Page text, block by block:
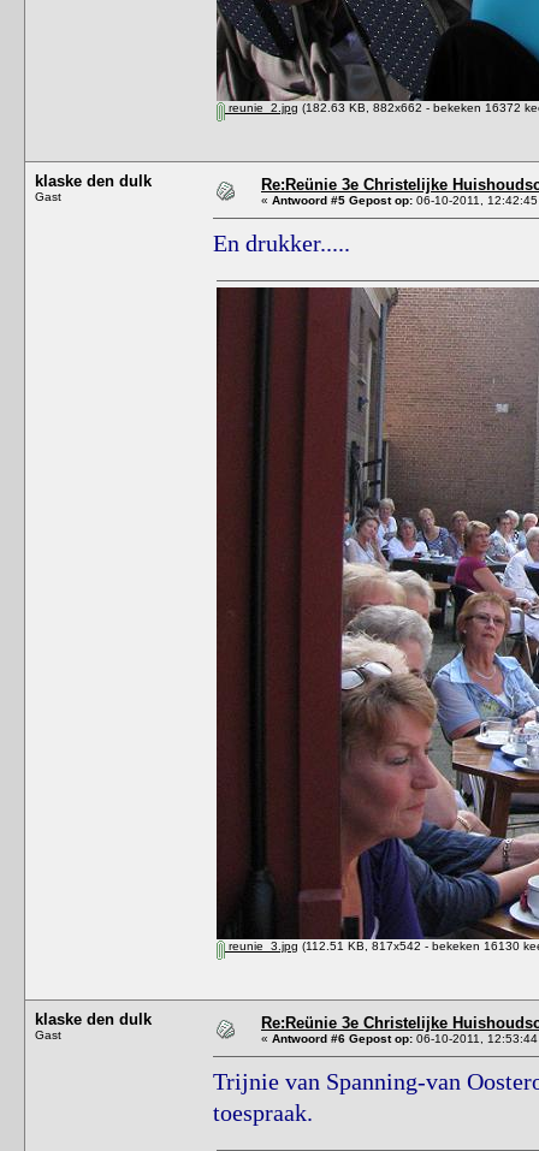
reunie_2.jpg (182.63 KB, 882x662 - bekeken 16372
klaske den dulk
Gast
Re:Reünie 3e Christelijke
« Antwoord #5 Gepost op: 06-10-2011,
En drukker.....
reunie_3.jpg (112.51 KB, 817x542 - bekeken 16130
klaske den dulk
Gast
Re:Reünie 3e Christelijke
« Antwoord #6 Gepost op: 06-10-2011,
Trijnie van Spanning-van
toespraak.